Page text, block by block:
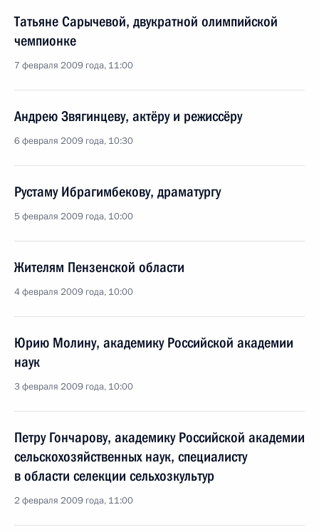
Татьяне Сарычевой, двукратной олимпийской
чемпионке
7 февраля 2009 года, 11:00
Андрею Звягинцеву, актёру и режиссёру
6 февраля 2009 года, 10:30
Рустаму Ибрагимбекову, драматургу
5 февраля 2009 года, 10:00
Жителям Пензенской области
4 февраля 2009 года, 10:00
Юрию Молину, академику Российской академии
наук
3 февраля 2009 года, 10:00
Петру Гончарову, академику Российской академии
сельскохозяйственных наук, специалисту
в области селекции сельхозкультур
2 февраля 2009 года, 11:00